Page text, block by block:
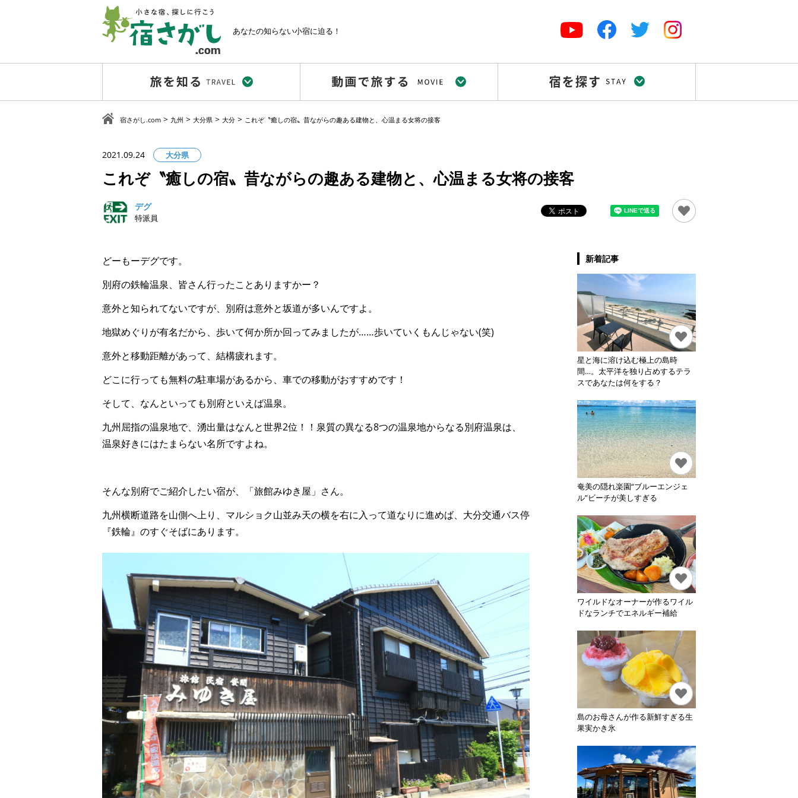
あなたの知らない小宿に迫る！
宿さがし.com > 九州 > 大分県 > 大分 > これぞ〝癒しの宿〟昔ながらの趣ある建物と、心温まる女将の接客
2021.09.24 大分県
これぞ〝癒しの宿〟昔ながらの趣ある建物と、心温まる女将の接客
デグ
特派員
どーもーデグです。
別府の鉄輪温泉、皆さん行ったことありますかー？
意外と知られてないですが、別府は意外と坂道が多いんですよ。
地獄めぐりが有名だから、歩いて何か所か回ってみましたが……歩いていくもんじゃない(笑)
意外と移動距離があって、結構疲れます。
どこに行っても無料の駐車場があるから、車での移動がおすすめです！
そして、なんといっても別府といえば温泉。
九州屈指の温泉地で、湧出量はなんと世界2位！！泉質の異なる8つの温泉地からなる別府温泉は、
温泉好きにはたまらない名所ですよね。
そんな別府でご紹介したい宿が、「旅館みゆき屋」さん。
九州横断道路を山側へ上り、マルショク山並み天の横を右に入って道なりに進めば、大分交通バス停
『鉄輪』のすぐそばにあります。
新着記事
星と海に溶け込む極上の島時
間…。太平洋を独り占めするテラ
スであなたは何をする？
奄美の隠れ楽園“ブルーエンジェ
ル”ビーチが美しすぎる
ワイルドなオーナーが作るワイル
ドなランチでエネルギー補給
島のお母さんが作る新鮮すぎる生
果実かき氷